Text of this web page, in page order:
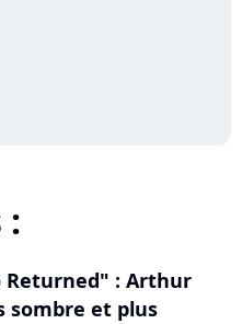
:
Returned" : Arthur
sombre et plus